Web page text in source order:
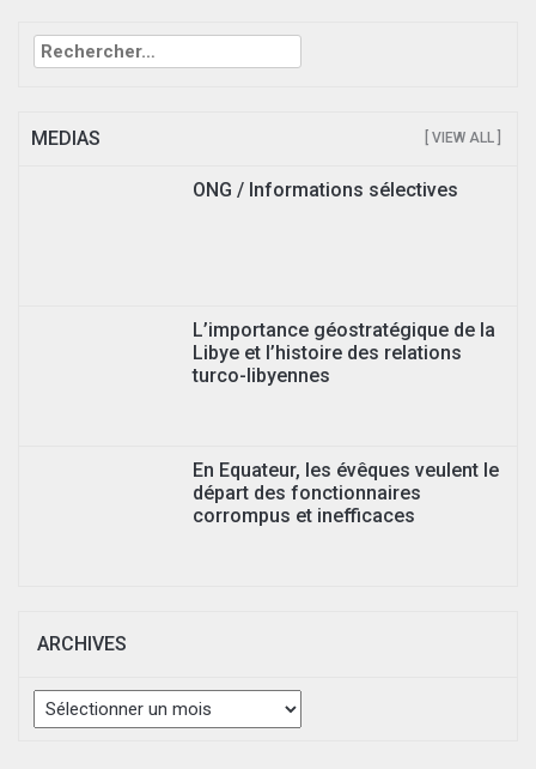
Rechercher :
MEDIAS [ VIEW ALL ]
ONG / Informations sélectives
L’importance géostratégique de la
Libye et l’histoire des relations
turco-libyennes
En Equateur, les évêques veulent le
départ des fonctionnaires
corrompus et inefficaces
ARCHIVES
Archives